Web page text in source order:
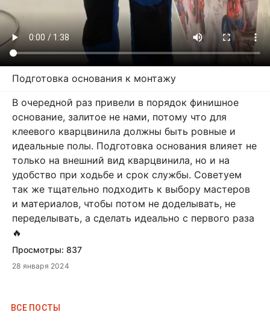
ВCЕ ПОСТЫ
Подготовка основания к монтажу
В очередной раз привели в порядок финишное
основание, залитое не нами, потому что для
клеевого кварцвинила должны быть ровные и
идеальные полы. Подготовка основания влияет не
только на внешний вид кварцвинила, но и на
удобство при ходьбе и срок службы. Советуем
так же тщательно подходить к выбору мастеров
и материалов, чтобы потом не доделывать, не
переделывать, а сделать идеально с первого раза
🔥
Просмотры: 837
28 января 2024